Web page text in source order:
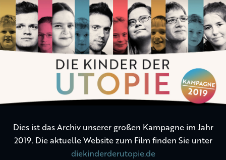
Die
Kinder
der
Dies ist das Archiv unserer großen Kampagne im Jahr
2019. Die aktuelle Website zum Film finden Sie unter
diekinderderutopie.de